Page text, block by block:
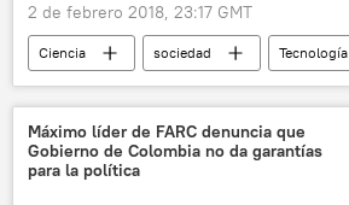
2 de febrero 2018, 23:17 GMT
Ciencia sociedad
Tecnología
💗 Salud
Internacional
Rusia
Skolkovo
cáncer
medicina
tratamiento
noticias
Máximo líder de FARC denuncia que
Gobierno de Colombia no da garantías
para la política